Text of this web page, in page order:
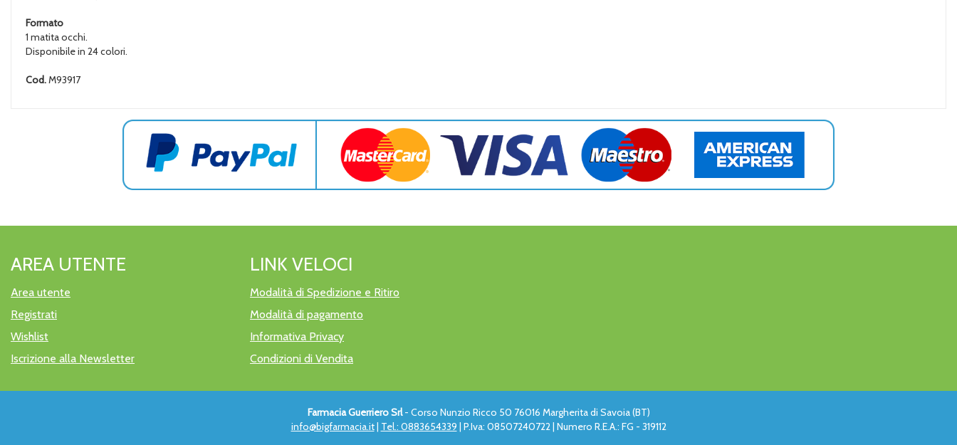
Formato
1 matita occhi.
Disponibile in 24 colori.
Cod.M93917
AREA UTENTE
Area utente
Registrati
Wishlist
Iscrizione alla Newsletter
LINK VELOCI
Modalità di Spedizione e Ritiro
Modalità di pagamento
Informativa Privacy
Condizioni di Vendita
Farmacia Guerriero Srl- Corso Nunzio Ricco 50 76016 Margherita di Savoia (BT)
info@bigfarmacia.it| Tel.: 0883654339 | P.Iva: 08507240722 | Numero R.E.A.: FG - 319112